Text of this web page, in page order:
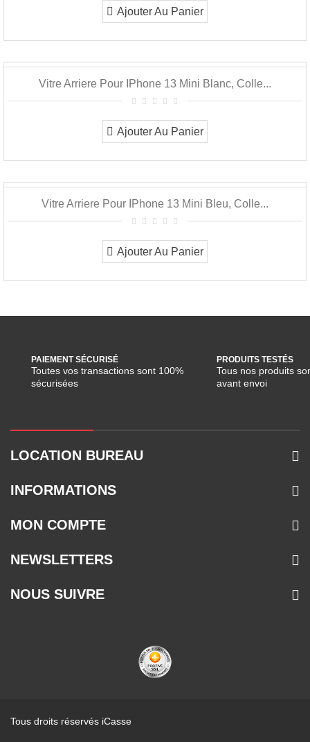
Ajouter Au Panier
Vitre Arriere Pour IPhone 13 Mini Blanc, Colle...
Ajouter Au Panier
Vitre Arriere Pour IPhone 13 Mini Bleu, Colle...
Ajouter Au Panier
PAIEMENT SÉCURISÉ
Toutes vos transactions sont 100%
sécurisées
PRODUITS TESTÉS
Tous nos produits
avant envoi
LOCATION BUREAU
INFORMATIONS
MON COMPTE
NEWSLETTERS
NOUS SUIVRE
Tous droits réservés iCasse